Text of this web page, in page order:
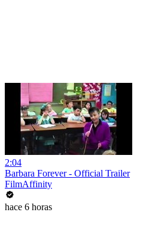
2:04
Barbara Forever - Official Trailer
FilmAffinity
hace 6 horas